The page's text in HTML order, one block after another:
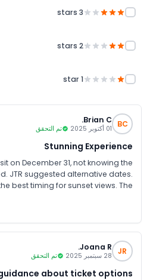
3 stars
2 stars
1 star
BC
Brian C.
01 أكتوبر 2025 تم التحقق
Stunning Experience
on December 31, not knowing the
JTR suggested alternative dates.
best timing for sunset views. The
JR
Joana R.
28 سبتمبر 2025 تم التحقق
about ticket options